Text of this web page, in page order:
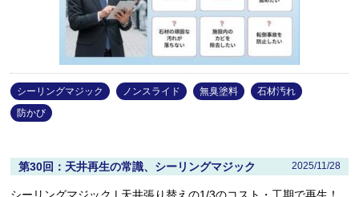
シーリングマジック ノンスライド 無臭塗料
石材汚れ
防かび
第30回：天井再生の常識、シーリングマジック 2025/11/28